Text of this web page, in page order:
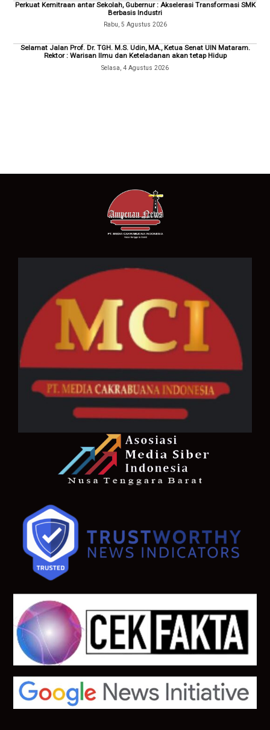
Perkuat Kemitraan antar Sekolah, Gubernur : Akselerasi Transformasi SMK
Berbasis Industri
Rabu, 5 Agustus 2026
Selamat Jalan Prof. Dr. TGH. M.S. Udin, MA., Ketua Senat UIN Mataram.
Rektor : Warisan Ilmu dan Keteladanan akan tetap Hidup
Selasa, 4 Agustus 2026